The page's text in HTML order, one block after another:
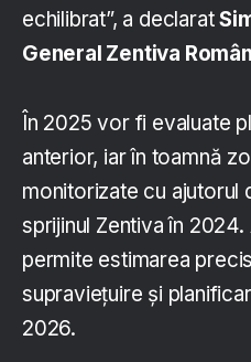
echilibrat”, a declarat
General Zentiva
În 2025 vor fi evaluate
anterior, iar în toamnă
monitorizate cu ajutorul
sprijinul Zentiva în 2024.
permite estimarea
supraviețuire și
2026.